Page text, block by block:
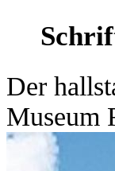
Der
Museum